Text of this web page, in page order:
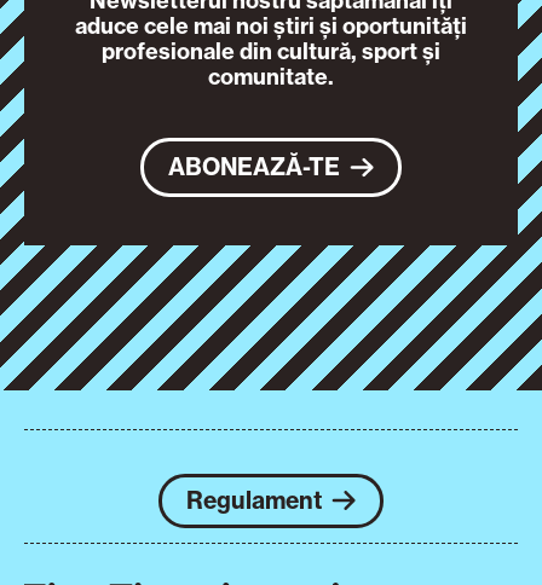
aduce cele mai noi știri și oportunități
profesionale din cultură, sport și
comunitate.
ABONEAZĂ-TE
Regulament